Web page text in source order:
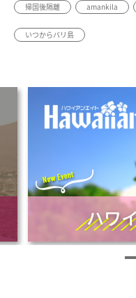
帰国後隔離 amankila
いつからバリ島
ハワ